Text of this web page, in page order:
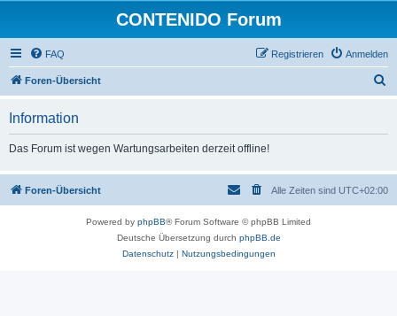
CONTENIDO Forum
FAQ Anmelden
Registrieren
Foren-Übersicht
Information
Das Forum ist wegen Wartungsarbeiten derzeit offline!
Foren-Übersicht Alle Zeiten sind UTC+02:00
Powered by phpBB® Forum Software © phpBB Limited
Deutsche Übersetzung durch phpBB.de
Datenschutz| Nutzungsbedingungen